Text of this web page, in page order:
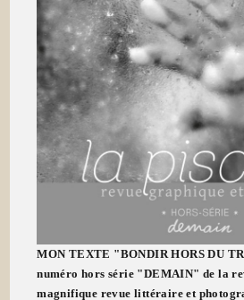
MON TEXTE "BONDIR HORS DU
numéro hors série "DEMAIN" de la
magnifique revue littéraire et